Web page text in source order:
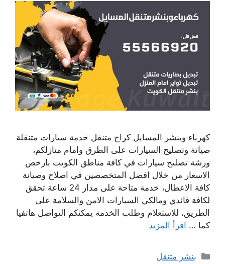
كهرباء وبنشر المسايل كراج متنقل خدمة سيارات متنقلة
صيانة وتصليح السيارات على الطرق وامام منازلكم،
ورشة تصليح سيارات في كافة مناطق الكويت بارخص
الاسعار من خلال افضل المتخصصين في اصلاح وصيانة
كافة الاعطال، خدمة متاحة على مدار 24 ساعة تحقق
لكافة قائدي ومالكي السيارات الامن والسلامة على
الطريق، للاستعلام وطلب الخدمة يمكنكم التواصل هاتفيا
كما … اقرأ المزيد
التصنيفات
بنشر متنقل